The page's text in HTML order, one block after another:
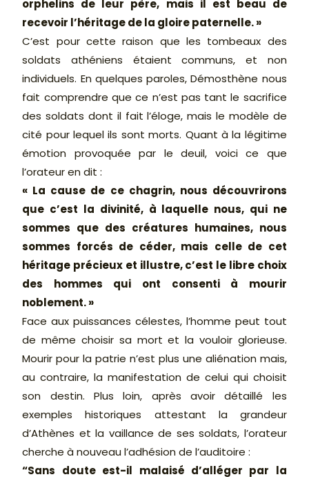
orphelins de leur père, mais il est beau de
recevoir l’héritage de la gloire paternelle. »
C’est pour cette raison que les tombeaux des
soldats athéniens étaient communs, et non
individuels. En quelques paroles, Démosthène nous
fait comprendre que ce n’est pas tant le sacrifice
des soldats dont il fait l’éloge, mais le modèle de
cité pour lequel ils sont morts. Quant à la légitime
émotion provoquée par le deuil, voici ce que
l’orateur en dit :
« La cause de ce chagrin, nous découvrirons
que c’est la divinité, à laquelle nous, qui ne
sommes que des créatures humaines, nous
sommes forcés de céder, mais celle de cet
héritage précieux et illustre, c’est le libre choix
des hommes qui ont consenti à mourir
noblement. »
Face aux puissances célestes, l’homme peut tout
de même choisir sa mort et la vouloir glorieuse.
Mourir pour la patrie n’est plus une aliénation mais,
au contraire, la manifestation de celui qui choisit
son destin. Plus loin, après avoir détaillé les
exemples historiques attestant la grandeur
d’Athènes et la vaillance de ses soldats, l’orateur
cherche à nouveau l’adhésion de l’auditoire :
“Sans doute est-il malaisé d’alléger par la